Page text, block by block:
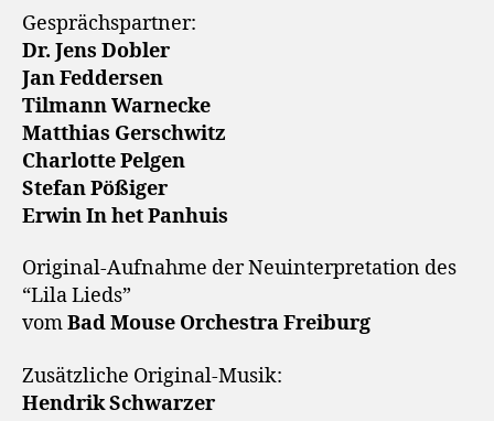
Gesprächspartner:
Dr. Jens Dobler
Jan Feddersen
Tilmann Warnecke
Matthias Gerschwitz
Charlotte Pelgen
Stefan Pößiger
Erwin In het Panhuis
Original-Aufnahme der Neuinterpretation des
“Lila Lieds”
vomBad Mouse Orchestra Freiburg
Zusätzliche Original-Musik:
Hendrik Schwarzer